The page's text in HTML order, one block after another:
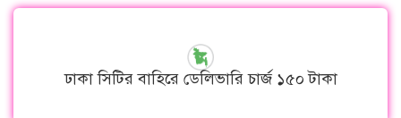
ঢাকা সিটির বাহিরে ডেলিভারি চার্জ ১৫০ টাকা